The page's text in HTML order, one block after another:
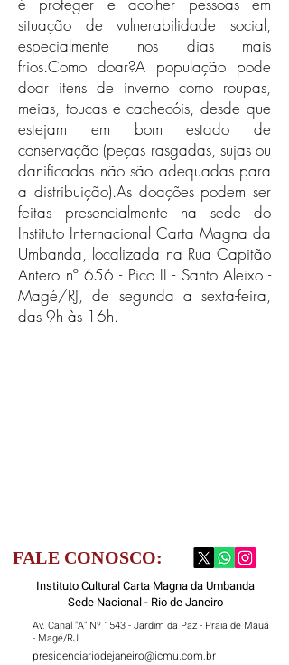
situação de vulnerabilidade social,
especialmente nos dias mais
frios.Como doar?A população pode
doar itens de inverno como roupas,
meias, toucas e cachecóis, desde que
estejam em bom estado de
conservação (peças rasgadas, sujas ou
danificadas não são adequadas para
a distribuição).As doações podem ser
feitas presencialmente na sede do
Instituto Internacional Carta Magna da
Umbanda, localizada na Rua Capitão
Antero nº 656 - Pico II - Santo Aleixo -
Magé/RJ, de segunda a sexta-feira,
das 9h às 16h.
FALE CONOSCO:
Instituto Cultural Carta Magna da Umbanda
Sede Nacional - Rio de Janeiro
Av. Canal "A" Nº 1543 - Jardim da Paz - Praia de Mauá
- Magé/RJ
presidenciariodejaneiro@icmu.com.br